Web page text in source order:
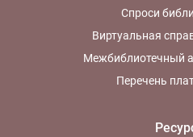
Спроси
Виртуальная
Межбиблиотечный
Перечень